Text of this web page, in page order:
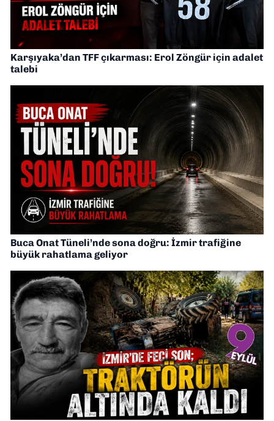
Karşıyaka’dan TFF çıkarması: Erol Zöngür için adalet
talebi
Buca Onat Tüneli’nde sona doğru: İzmir trafiğine
büyük rahatlama geliyor